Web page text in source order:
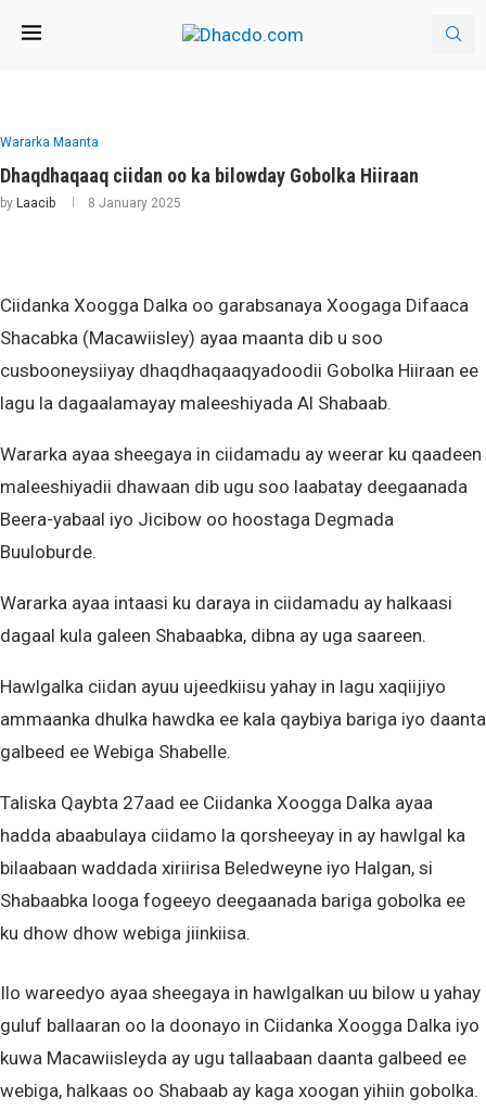
Wararka Maanta
Dhaqdhaqaaq ciidan oo ka bilowday Gobolka Hiiraan
by Laacib 8 January 2025
Ciidanka Xoogga Dalka oo garabsanaya Xoogaga Difaaca
Shacabka (Macawiisley) ayaa maanta dib u soo
cusbooneysiiyay dhaqdhaqaaqyadoodii Gobolka Hiiraan ee
lagu la dagaalamayay maleeshiyada Al Shabaab.
Wararka ayaa sheegaya in ciidamadu ay weerar ku qaadeen
maleeshiyadii dhawaan dib ugu soo laabatay deegaanada
Beera-yabaal iyo Jicibow oo hoostaga Degmada
Buuloburde.
Wararka ayaa intaasi ku daraya in ciidamadu ay halkaasi
dagaal kula galeen Shabaabka, dibna ay uga saareen.
Hawlgalka ciidan ayuu ujeedkiisu yahay in lagu xaqiijiyo
ammaanka dhulka hawdka ee kala qaybiya bariga iyo daanta
galbeed ee Webiga Shabelle.
Taliska Qaybta 27aad ee Ciidanka Xoogga Dalka ayaa
hadda abaabulaya ciidamo la qorsheeyay in ay hawlgal ka
bilaabaan waddada xiriirisa Beledweyne iyo Halgan, si
Shabaabka looga fogeeyo deegaanada bariga gobolka ee
ku dhow dhow webiga jiinkiisa.
Ilo wareedyo ayaa sheegaya in hawlgalkan uu bilow u yahay
guluf ballaaran oo la doonayo in Ciidanka Xoogga Dalka iyo
kuwa Macawiisleyda ay ugu tallaabaan daanta galbeed ee
webiga, halkaas oo Shabaab ay kaga xoogan yihiin gobolka.